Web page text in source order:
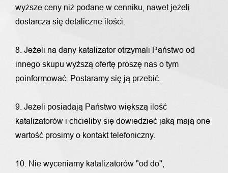
wyższe ceny niż podane w cenniku, nawet jeżeli
dostarcza się detaliczne ilości.
8. Jeżeli na dany katalizator otrzymali Państwo od
innego skupu wyższą ofertę proszę nas o tym
poinformować. Postaramy się ją przebić.
9. Jeżeli posiadają Państwo większą ilość
katalizatorów i chcieliby się dowiedzieć jaką mają one
wartość prosimy o kontakt telefoniczny.
10. Nie wyceniamy katalizatorów "od do",